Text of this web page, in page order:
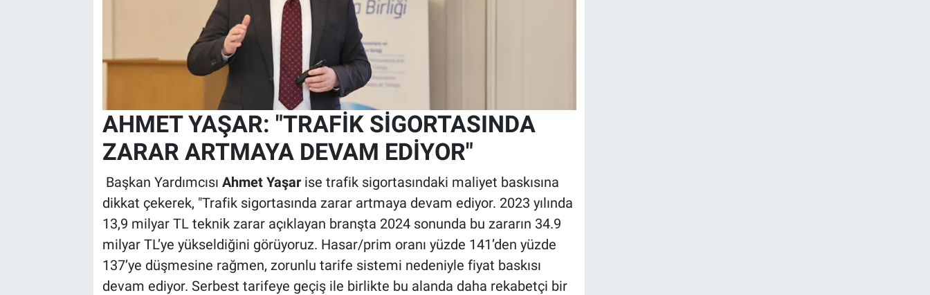
AHMET YAŞAR: "TRAFİK SİGORTASINDA
ZARAR ARTMAYA DEVAM EDİYOR"
Başkan Yardımcısı Ahmet Yaşarise trafik sigortasındaki maliyet baskısına
dikkat çekerek, "Trafik sigortasında zarar artmaya devam ediyor. 2023 yılında
13,9 milyar TL teknik zarar açıklayan branşta 2024 sonunda bu zararın 34.9
milyar TL’ye yükseldiğini görüyoruz. Hasar/prim oranı yüzde 141’den yüzde
137’ye düşmesine rağmen, zorunlu tarife sistemi nedeniyle fiyat baskısı
devam ediyor. Serbest tarifeye geçiş ile birlikte bu alanda daha rekabetçi bir